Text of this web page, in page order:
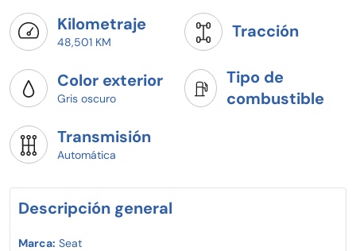
Kilometraje
48,501 KM
Tracción
Color exterior
Gris oscuro
Tipo de
combustible
Transmisión
Automática
Descripción general
Marca: Seat